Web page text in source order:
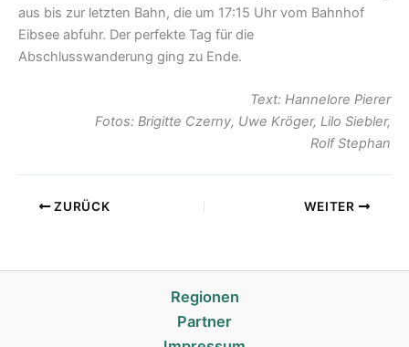
aus bis zur letzten Bahn, die um 17:15 Uhr vom Bahnhof
Eibsee abfuhr. Der perfekte Tag für die
Abschlusswanderung ging zu Ende.
Text: Hannelore Pierer
Fotos: Brigitte Czerny, Uwe Kröger, Lilo Siebler,
Rolf Stephan
ZURÜCK WEITER
Regionen
Partner